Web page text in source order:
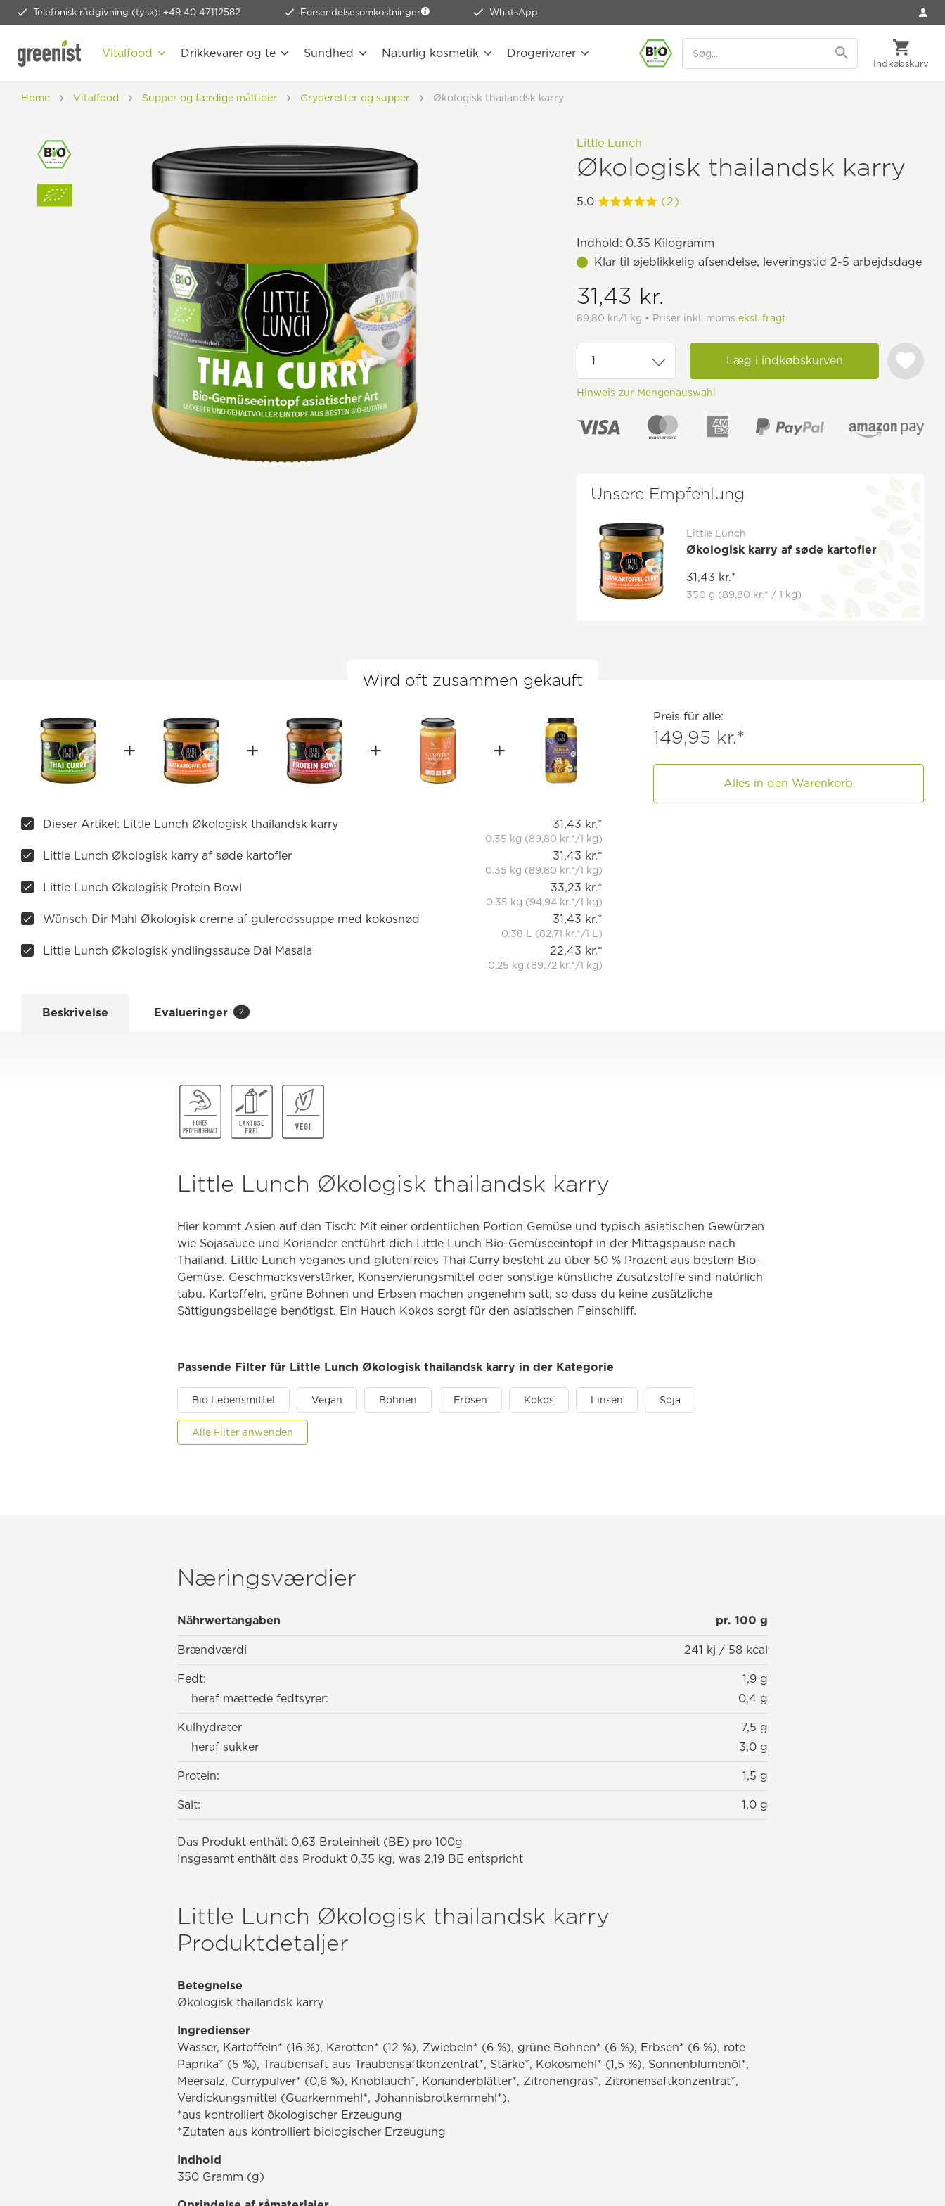
Telefonisk rådgivning (tysk): +49 40 47112582 Forsendelsesomkostninger WhatsApp
Indkøbskurv
Vitalfood Drikkevarer og te Sundhed Naturlig kosmetik Drogerivarer
Home Vitalfood Supper og færdige måltider Gryderetter og supper Økologisk thailandsk karry
Little Lunch
Økologisk thailandsk karry
5.0 (2)
Indhold: 0.35 Kilogramm
Klar til øjeblikkelig afsendelse, leveringstid 2-5 arbejdsdage
31,43 kr.
89,80 kr./1 kg • Priser inkl. momseksl. fragt
Hinweis zur Mengenauswahl
Læg i indkøbskurven
Unsere Empfehlung
Little Lunch
Økologisk karry af søde kartofler
31,43 kr.*
350 g (89,80 kr.* / 1 kg)
Wird oft zusammen gekauft
Preis für alle:
149,95 kr.*
Alles in den Warenkorb
Dieser Artikel: Little Lunch Økologisk thailandsk karry 31,43 kr.*
0.35 kg (89,80 kr.*/1 kg)
Little Lunch Økologisk karry af søde kartofler 31,43 kr.*
0.35 kg (89,80 kr.*/1 kg)
Little Lunch Økologisk Protein Bowl 33,23 kr.*
0.35 kg (94,94 kr.*/1 kg)
Wünsch Dir Mahl Økologisk creme af gulerodssuppe med kokosnød 31,43 kr.*
0.38 L (82,71 kr.*/1 L)
Little Lunch Økologisk yndlingssauce Dal Masala 22,43 kr.*
0.25 kg (89,72 kr.*/1 kg)
Beskrivelse Evalueringer 2
Little Lunch Økologisk thailandsk karry
Hier kommt Asien auf den Tisch: Mit einer ordentlichen Portion Gemüse und typisch asiatischen Gewürzen
wie Sojasauce und Koriander entführt dich Little Lunch Bio-Gemüseeintopf in der Mittagspause nach
Thailand. Little Lunch veganes und glutenfreies Thai Curry besteht zu über 50 % Prozent aus bestem Bio-
Gemüse. Geschmacksverstärker, Konservierungsmittel oder sonstige künstliche Zusatzstoffe sind natürlich
tabu. Kartoffeln, grüne Bohnen und Erbsen machen angenehm satt, so dass du keine zusätzliche
Sättigungsbeilage benötigst. Ein Hauch Kokos sorgt für den asiatischen Feinschliff.
Passende Filter für Little Lunch Økologisk thailandsk karry in der Kategorie
Bio Lebensmittel Vegan Bohnen Erbsen Kokos Linsen Soja
Alle Filter anwenden
Næringsværdier
Nährwertangaben pr. 100 g
Brændværdi 241 kj / 58 kcal
Fedt:
1,9 g
heraf mættede fedtsyrer:
0,4 g
Kulhydrater
7,5 g
heraf sukker
3,0 g
Protein: 1,5 g
Salt: 1,0 g
Das Produkt enthält 0,63 Broteinheit (BE) pro 100g
Insgesamt enthält das Produkt 0,35 kg, was 2,19 BE entspricht
Little Lunch Økologisk thailandsk karry
Produktdetaljer
Betegnelse
Økologisk thailandsk karry
Ingredienser
Wasser, Kartoffeln* (16 %), Karotten* (12 %), Zwiebeln* (6 %), grüne Bohnen* (6 %), Erbsen* (6 %), rote
Paprika* (5 %), Traubensaft aus Traubensaftkonzentrat*, Stärke*, Kokosmehl* (1,5 %), Sonnenblumenöl*,
Meersalz, Currypulver* (0,6 %), Knoblauch*, Korianderblätter*, Zitronengras*, Zitronensaftkonzentrat*,
Verdickungsmittel (Guarkernmehl*, Johannisbrotkernmehl*).
*aus kontrolliert ökologischer Erzeugung
*Zutaten aus kontrolliert biologischer Erzeugung
Indhold
350 Gramm (g)